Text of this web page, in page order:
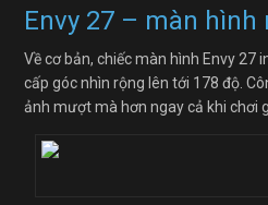
Envy 27 – màn hình
Về cơ bản, chiếc màn hình Envy 27
cấp góc nhìn rộng lên tới 178 độ.
ảnh mượt mà hơn ngay cả khi chơi